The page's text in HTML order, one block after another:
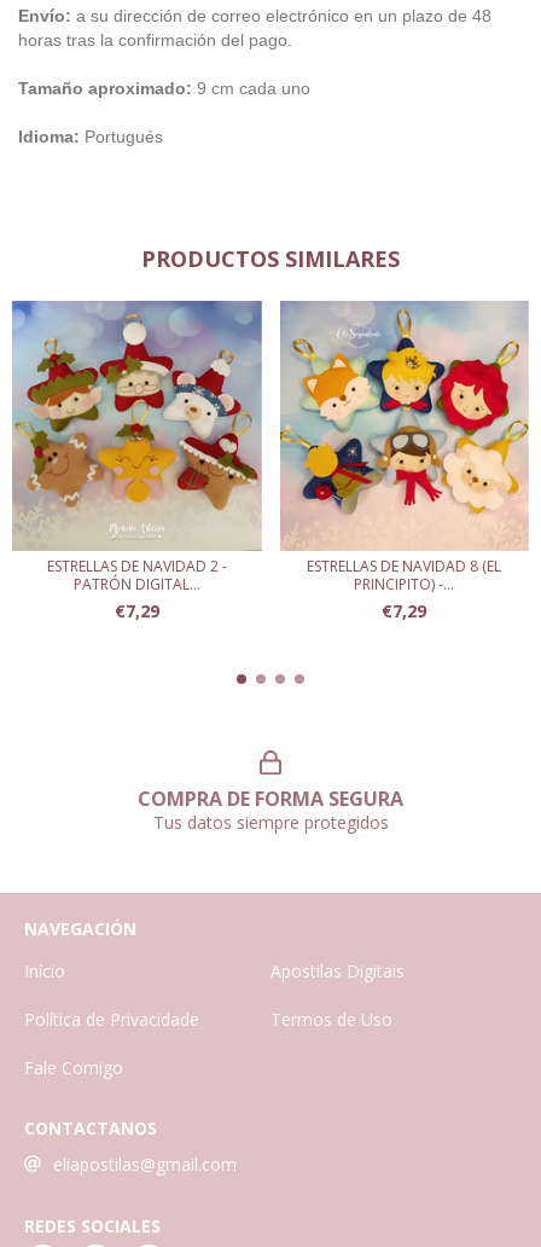
Envío: a su dirección de correo electrónico en un plazo de 48
horas tras la confirmación del pago.
Tamaño aproximado: 9 cm cada uno
Idioma: Portugués
PRODUCTOS SIMILARES
ESTRELLAS DE NAVIDAD 2 -
PATRÓN DIGITAL...
€7,29
ESTRELLAS DE NAVIDAD 8 (EL
PRINCIPITO) -...
€7,29
COMPRA DE FORMA SEGURA
Tus datos siempre protegidos
NAVEGACIÓN
Início
Apostilas Digitais
Política de Privacidade Termos de Uso
Fale Comigo
CONTACTANOS
eliapostilas@gmail.com
REDES SOCIALES